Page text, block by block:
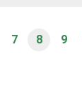
7 8 9